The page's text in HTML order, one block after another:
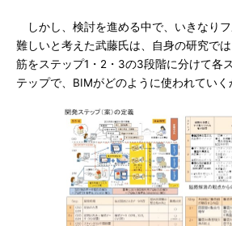
しかし、検討を進める中で、いきなり
難しいと考えた武藤氏は、自身の研究で
筋をステップ1・2・3の3段階に分けて各
テップで、BIMがどのように使われていく